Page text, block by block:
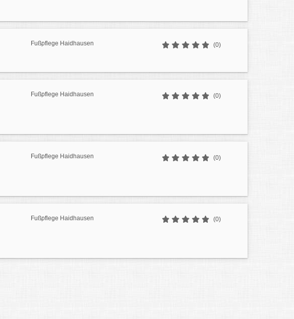
Fußpflege Haidhausen (0)
Fußpflege Haidhausen (0)
Fußpflege Haidhausen (0)
Fußpflege Haidhausen (0)